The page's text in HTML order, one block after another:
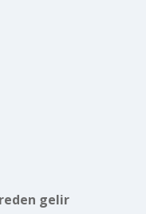
gelir